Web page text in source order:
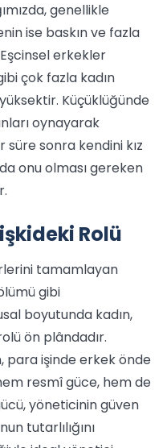
genellikle
ise baskın ve fazla
erkekler
çok fazla kadın
Küçüklüğünde
oynayarak
sonra kendini kız
onu olması gereken
Rolü
tamamlayan
gibi
boyutunda kadın,
ön plândadır.
para işinde erkek önde
resmî güce, hem de
yöneticinin güven
tutarlılığını